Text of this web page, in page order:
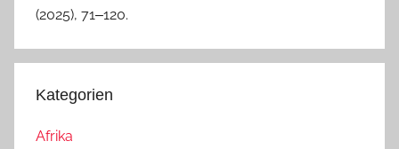
(2025), 71‒120.
Kategorien
Afrika